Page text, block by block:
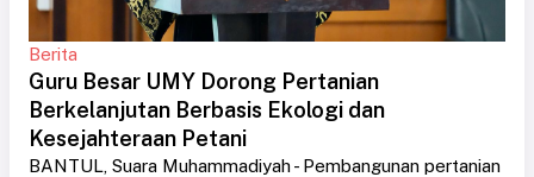
Berita
Guru Besar UMY Dorong Pertanian
Berkelanjutan Berbasis Ekologi dan
Kesejahteraan Petani
BANTUL, Suara Muhammadiyah - Pembangunan pertanian